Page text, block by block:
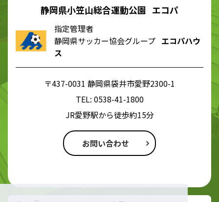
静岡県小笠山総合運動公園 エコパ
指定管理者
静岡県サッカー協会グループ エコパハウ
ス
〒437-0031 静岡県袋井市愛野2300-1
TEL: 0538-41-1800
JR愛野駅から徒歩約15分
お問い合わせ